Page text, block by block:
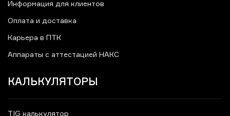
Информация для клиентов
Оплата и доставка
Карьера в ПТК
Аппараты с аттестацией НАКС
КАЛЬКУЛЯТОРЫ
TIG калькулятор